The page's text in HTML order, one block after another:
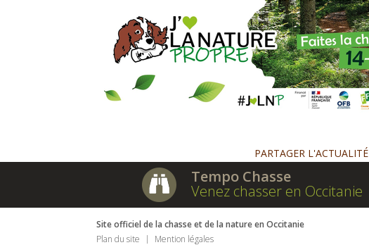
PARTAGER L'ACTUALITÉ
Tempo Chasse
Venez chasser en Occitanie
Site officiel de la chasse et de la nature en Occitanie
Plan du site
Mention légales